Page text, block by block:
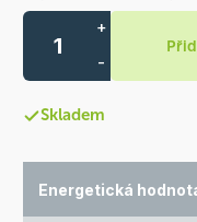
+
-
Skladem
Energetická